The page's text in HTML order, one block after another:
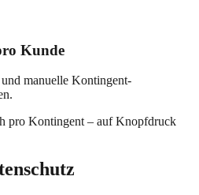
Kunde
manuelle Kontingent-
pro Kontingent – auf Knopfdruck